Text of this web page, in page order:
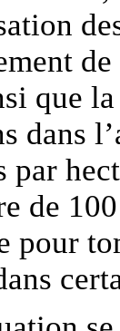
que
dans
par
de
pour